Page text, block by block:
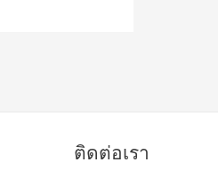
ติดต่อเรา